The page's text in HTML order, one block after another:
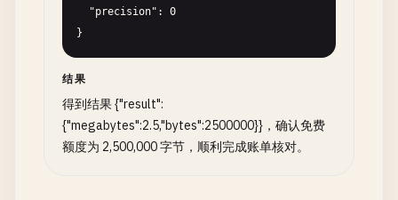
}
结果
得到结果 {"result":
{"megabytes":2.5,"bytes":2500000}}，确认免费
额度为 2,500,000 字节，顺利完成账单核对。